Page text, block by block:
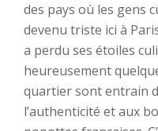
des pays où les gens
devenu triste ici à
a perdu ses étoiles
heureusement
quartier sont entrain
l’authenticité et aux